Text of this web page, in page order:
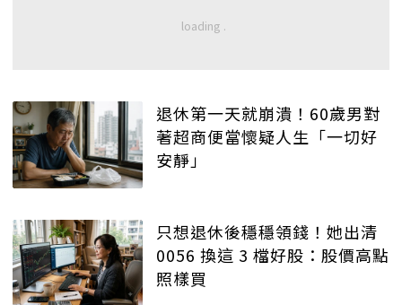
退休第一天就崩潰！60歲男對
著超商便當懷疑人生「一切好
安靜」
只想退休後穩穩領錢！她出清
0056 換這 3 檔好股：股價高點
照樣買